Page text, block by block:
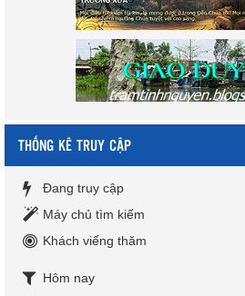
THỐNG KÊ TRUY CẬP
Đang truy cập
Máy chủ tìm kiếm
Khách viếng thăm
Hôm nay